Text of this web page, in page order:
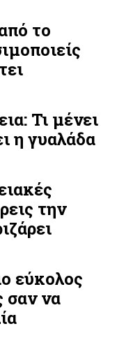
το
Τι μένει
η γυαλάδα
την
εύκολος
σαν να